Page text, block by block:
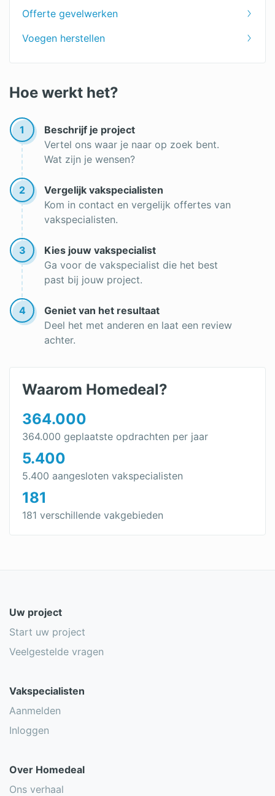
Offerte gevelwerken
Voegen herstellen
Hoe werkt het?
1
Beschrijf je project
Vertel ons waar je naar op zoek bent.
Wat zijn je wensen?
2
Vergelijk vakspecialisten
Kom in contact en vergelijk offertes van
vakspecialisten.
3
Kies jouw vakspecialist
Ga voor de vakspecialist die het best
past bij jouw project.
4
Geniet van het resultaat
Deel het met anderen en laat een review
achter.
Waarom Homedeal?
364.000
364.000 geplaatste opdrachten per jaar
5.400
5.400 aangesloten vakspecialisten
181
181 verschillende vakgebieden
Uw project
Start uw project
Veelgestelde vragen
Vakspecialisten
Aanmelden
Inloggen
Over Homedeal
Ons verhaal